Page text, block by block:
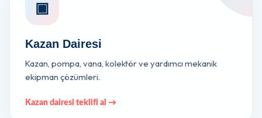
▣
Kazan Dairesi
Kazan, pompa, vana, kolektör ve yardımcı mekanik
ekipman çözümleri.
Kazan dairesi teklifi al →